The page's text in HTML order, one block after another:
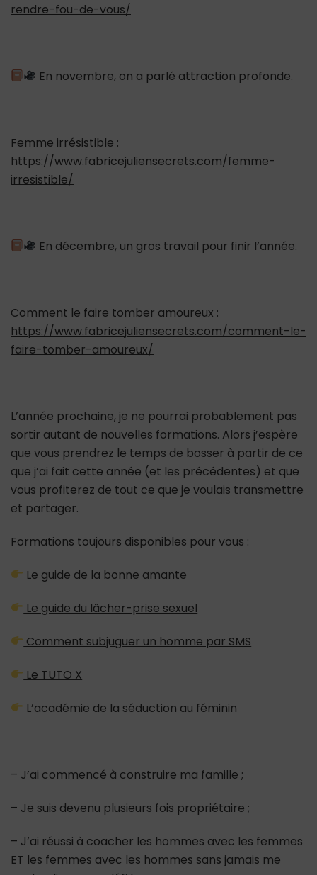
rendre-fou-de-vous/
En novembre, on a parlé attraction profonde.
Femme irrésistible :
https://www.fabricejuliensecrets.com/femme-
irresistible/
En décembre, un gros travail pour finir l’année.
Comment le faire tomber amoureux :
https://www.fabricejuliensecrets.com/comment-le-
faire-tomber-amoureux/
L’année prochaine, je ne pourrai probablement pas
sortir autant de nouvelles formations. Alors j’espère
que vous prendrez le temps de bosser à partir de ce
que j’ai fait cette année (et les précédentes) et que
vous profiterez de tout ce que je voulais transmettre
et partager.
Formations toujours disponibles pour vous :
Le guide de la bonne amante
Le guide du lâcher-prise sexuel
Comment subjuguer un homme par SMS
Le TUTO X
L’académie de la séduction au féminin
– J’ai commencé à construire ma famille ;
– Je suis devenu plusieurs fois propriétaire ;
– J’ai réussi à coacher les hommes avec les femmes
ET les femmes avec les hommes sans jamais me